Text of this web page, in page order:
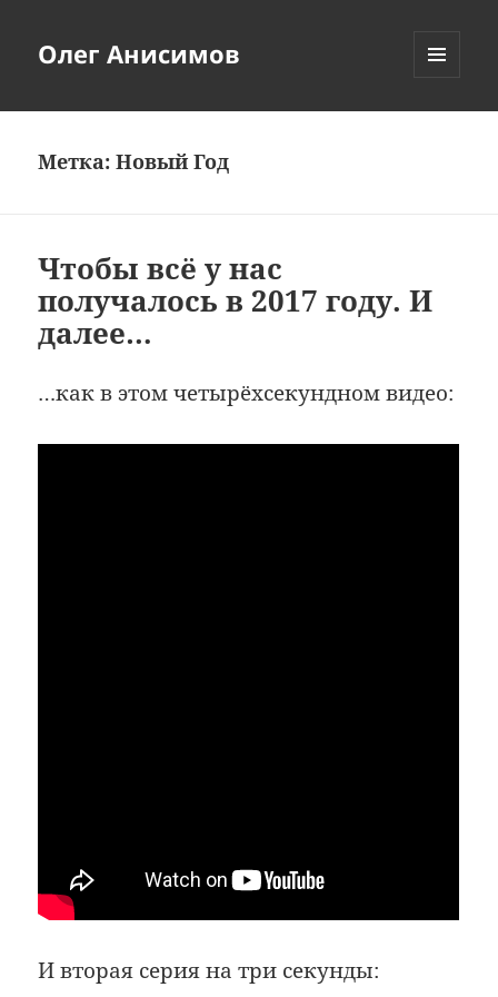
Олег Анисимов
Метка:Новый Год
Чтобы всё у нас
получалось в 2017 году. И
далее…
…как в этом четырёхсекундном видео:
И вторая серия на три секунды: